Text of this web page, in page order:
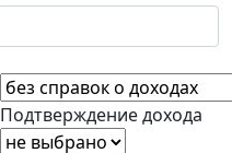
Подтверждение дохода